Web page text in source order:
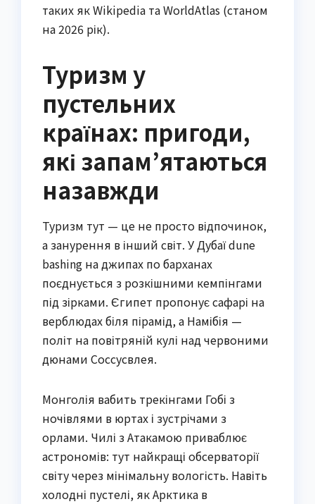
таких як Wikipedia та WorldAtlas (станом
на 2026 рік).
Туризм у
пустельних
країнах: пригоди,
які запам’ятаються
назавжди
Туризм тут — це не просто відпочинок,
а занурення в інший світ. У Дубаї dune
bashing на джипах по барханах
поєднується з розкішними кемпінгами
під зірками. Єгипет пропонує сафарі на
верблюдах біля пірамід, а Намібія —
політ на повітряній кулі над червоними
дюнами Соссусвлея.
Монголія вабить трекінгами Гобі з
ночівлями в юртах і зустрічами з
орлами. Чилі з Атакамою приваблює
астрономів: тут найкращі обсерваторії
світу через мінімальну вологість. Навіть
холодні пустелі, як Арктика в